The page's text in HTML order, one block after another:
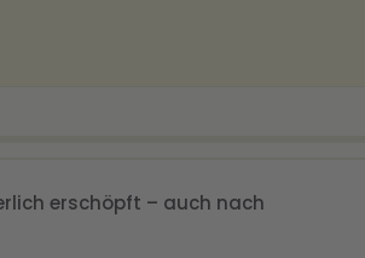
erschöpft – auch nach